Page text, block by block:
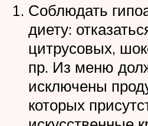
Соблюдать
диету:
цитрусовых,
пр. Из меню
исключены
которых